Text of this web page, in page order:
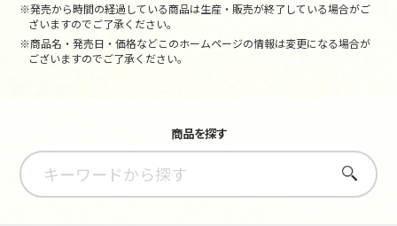
※発売から時間の経過している商品は生産・販売が終了している場合がご
ざいますのでご了承ください。
※商品名・発売日・価格などこのホームページの情報は変更になる場合が
ございますのでご了承ください。
商品を探す
さがす